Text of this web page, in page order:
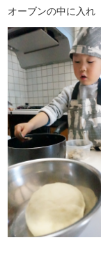
オーブンの中に入れ